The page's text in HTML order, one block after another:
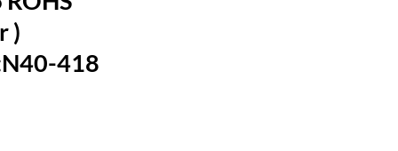
)
418